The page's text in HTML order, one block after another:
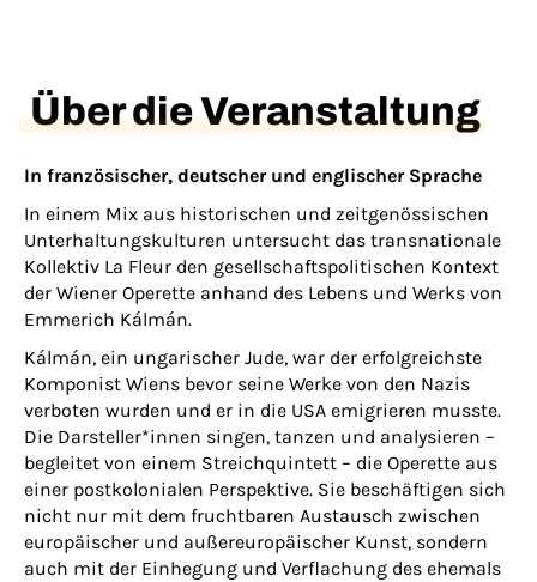
Über die Veranstaltung
In französischer, deutscher und englischer Sprache
In einem Mix aus historischen und zeitgenössischen
Unterhaltungskulturen untersucht das transnationale
Kollektiv La Fleur den gesellschaftspolitischen Kontext
der Wiener Operette anhand des Lebens und Werks von
Emmerich Kálmán.
Kálmán, ein ungarischer Jude, war der erfolgreichste
Komponist Wiens bevor seine Werke von den Nazis
verboten wurden und er in die USA emigrieren musste.
Die Darsteller*innen singen, tanzen und analysieren –
begleitet von einem Streichquintett – die Operette aus
einer postkolonialen Perspektive. Sie beschäftigen sich
nicht nur mit dem fruchtbaren Austausch zwischen
europäischer und außereuropäischer Kunst, sondern
auch mit der Einhegung und Verflachung des ehemals